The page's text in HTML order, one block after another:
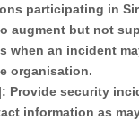
participating in
augment but not
when an incident
organisation.
Provide security
information as